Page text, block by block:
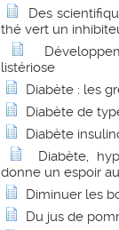
Des
thé vert un
listériose
Diabète : les
Diabète de
Diabète
Diabète,
donne un espoir
Diminuer les
Du jus de